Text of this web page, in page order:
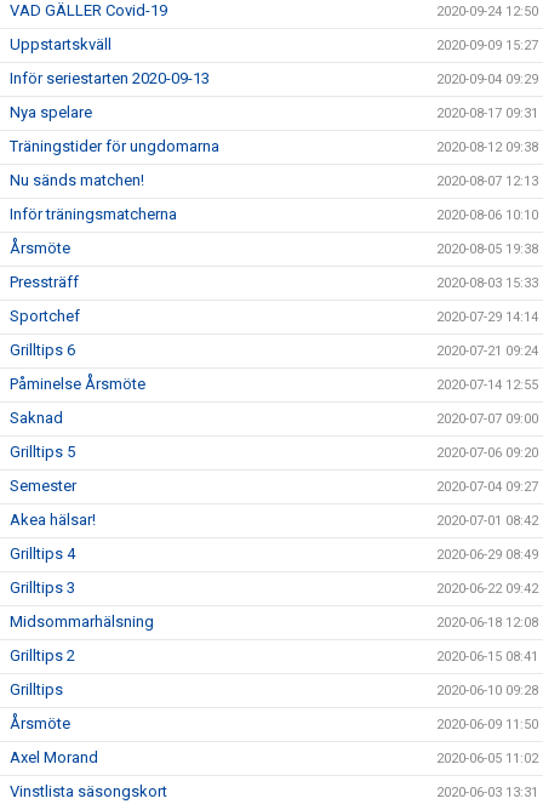
VAD GÄLLER Covid-19 2020-09-24 12:50
Uppstartskväll 2020-09-09 15:27
Inför seriestarten 2020-09-13 2020-09-04 09:29
Nya spelare 2020-08-17 09:31
Träningstider för ungdomarna 2020-08-12 09:38
Nu sänds matchen! 2020-08-07 12:13
Inför träningsmatcherna 2020-08-06 10:10
Årsmöte 2020-08-05 19:38
Pressträff 2020-08-03 15:33
Sportchef 2020-07-29 14:14
Grilltips 6 2020-07-21 09:24
Påminelse Årsmöte 2020-07-14 12:55
Saknad 2020-07-07 09:00
Grilltips 5 2020-07-06 09:20
Semester 2020-07-04 09:27
Akea hälsar! 2020-07-01 08:42
Grilltips 4 2020-06-29 08:49
Grilltips 3 2020-06-22 09:42
Midsommarhälsning 2020-06-18 12:08
Grilltips 2 2020-06-15 08:41
Grilltips 2020-06-10 09:28
Årsmöte 2020-06-09 11:50
Axel Morand 2020-06-05 11:02
Vinstlista säsongskort 2020-06-03 13:31